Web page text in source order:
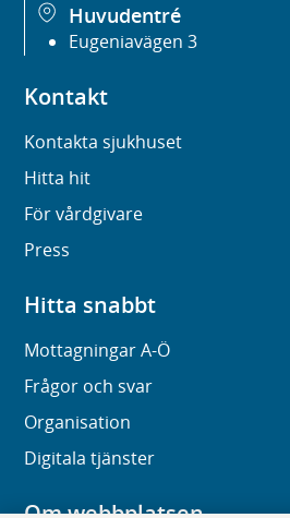
Huvudentré
Eugeniavägen 3
Kontakt
Kontakta sjukhuset
Hitta hit
För vårdgivare
Press
Hitta snabbt
Mottagningar A-Ö
Frågor och svar
Organisation
Digitala tjänster